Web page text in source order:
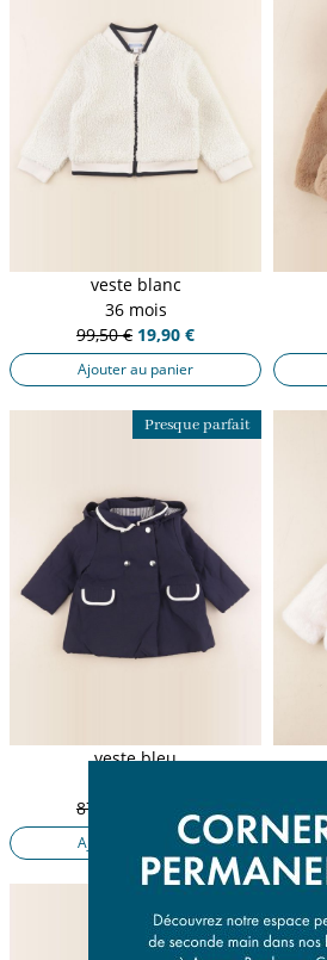
veste blanc
36 mois
99,50 € 19,90 €
Ajouter au panier
Presque parfait
veste bleu
87,50 €
17,50 €
Ajouter au panier